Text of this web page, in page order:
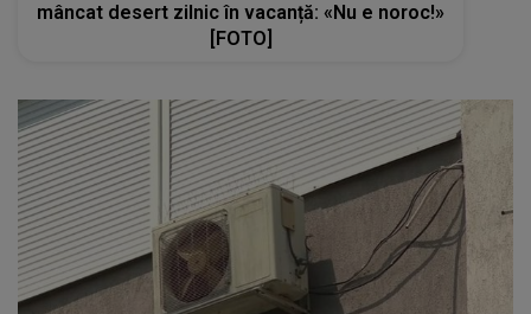
mâncat desert zilnic în vacanță: «Nu e noroc!»
[FOTO]